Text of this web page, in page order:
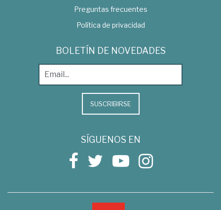
Preguntas frecuentes
Política de privacidad
BOLETÍN DE NOVEDADES
SUSCRIBIRSE
SÍGUENOS EN